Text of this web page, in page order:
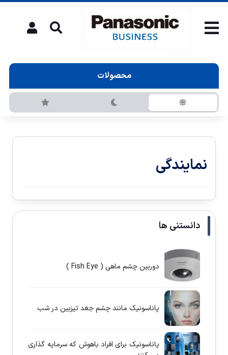
محصولات
نمایندگی
دانستنی ها
دوربین چشم ماهی ( Fish Eye )
پاناسونيک مانند چشم جغد تيزبين در شب
پاناسونيک برای افراد باهوش كه سرمايه گذاری